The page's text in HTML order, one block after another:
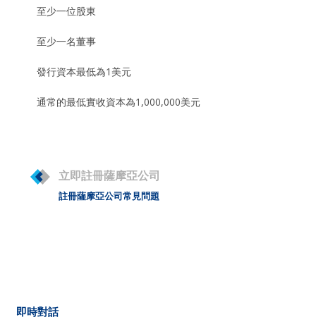
至少一位股東
至少一名董事
發行資本最低為1美元
通常的最低實收資本為1,000,000美元
立即註冊薩摩亞公司
註冊薩摩亞公司常見問題
即時對話